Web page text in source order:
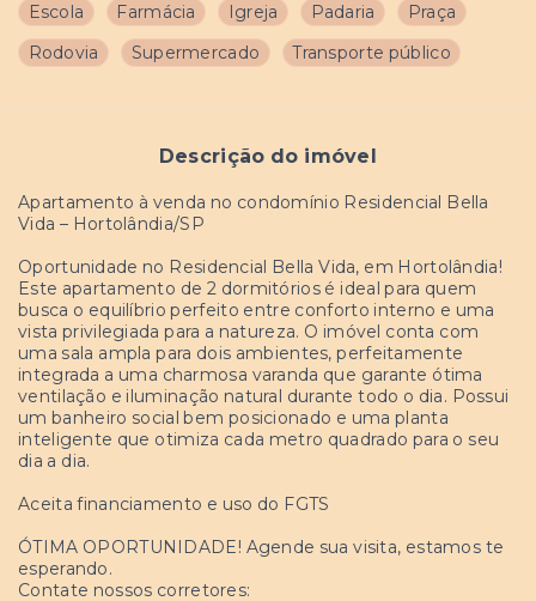
Escola Farmácia Igreja Padaria
Praça
Rodovia
Supermercado Transporte público
Descrição do imóvel
Apartamento à venda no condomínio Residencial Bella
Vida – Hortolândia/SP
Oportunidade no Residencial Bella Vida, em Hortolândia!
Este apartamento de 2 dormitórios é ideal para quem
busca o equilíbrio perfeito entre conforto interno e uma
vista privilegiada para a natureza. O imóvel conta com
uma sala ampla para dois ambientes, perfeitamente
integrada a uma charmosa varanda que garante ótima
ventilação e iluminação natural durante todo o dia. Possui
um banheiro social bem posicionado e uma planta
inteligente que otimiza cada metro quadrado para o seu
dia a dia.
Aceita financiamento e uso do FGTS
ÓTIMA OPORTUNIDADE! Agende sua visita, estamos te
esperando.
Contate nossos corretores: